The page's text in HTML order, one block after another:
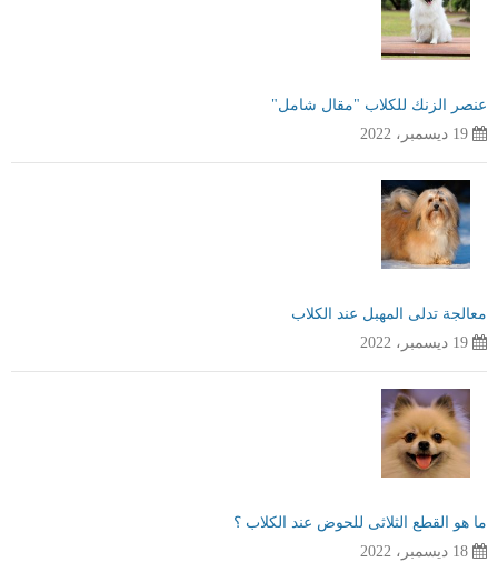
عنصر الزنك للكلاب "مقال شامل"
19 ديسمبر، 2022
معالجة تدلى المهبل عند الكلاب
19 ديسمبر، 2022
ما هو القطع الثلاثى للحوض عند الكلاب ؟
18 ديسمبر، 2022